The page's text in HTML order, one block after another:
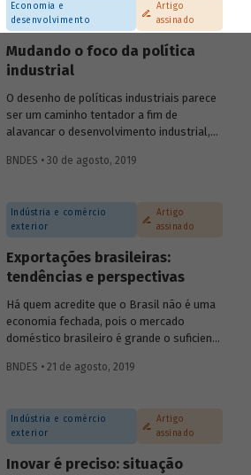
introdução de critérios ESG nas decisões
de investimento pode ser entendida como
uma ampliação do foco em
shareholders
(acionistas) para todos osstakeholders
(partes interessadas). Entenda como foi a
evolução do investimento sustentável e
quais são os desafios para a
disseminação dos critérios ESG entre
Economia e
desenvolvimento
Artigo
assinado
Mudando o foco da política
industrial
O desenho de políticas industriais parece
ser um caminho tentador a fim de
alavancar o desenvolvimento industrial,
mais casos de fracasso do que de
governos devem, de fato, intervir para o
desenvolvimento de um segmento da
economia. E, em caso positivo, como
deveria se dar esse apoio?
BNDES • 30 de agosto, 2019
Indústria e comércio
exterior
Artigo
assinado
Exportações brasileiras:
tendências e perspectivas
Há quem acredite que o Brasil não é uma
economia fechada, pois o mercado
doméstico brasileiro é grande o suficiente
importações no produto interno bruto
mesma participação que os Estados
Unidos da América (EUA) no mercado
externo, logo sua economia não pode ser
BNDES • 21 de agosto, 2019
Indústria e comércio
exterior
Artigo
assinado
Inovar é preciso: situação